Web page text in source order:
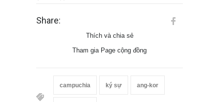
Share:
Thích và chia sẻ
Tham gia Page cộng đồng
campuchia ký sự ang-kor